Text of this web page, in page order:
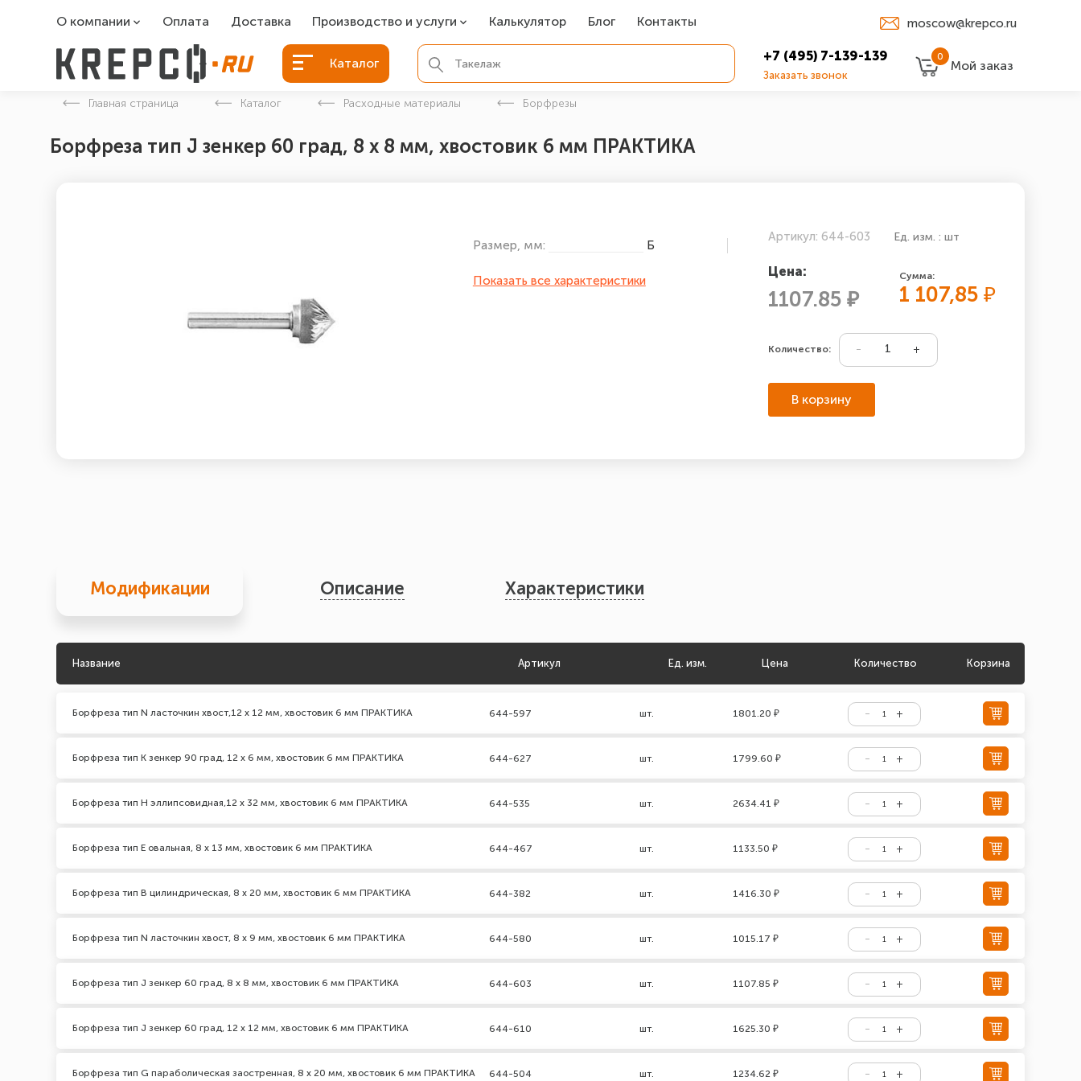
О компании
О компании
Оплата Доставка Производство и услуги
Болты БСР
Болты для фундамента
Закладные детали
Калькулятор Блог Контакты moscow@krepco.ru
Каталог +7 (495) 7-139-139
Заказать звонок
0
Мой заказ
Главная страница Каталог Расходные материалы Борфрезы
Борфреза тип J зенкер 60 град, 8 х 8 мм, хвостовик 6 мм ПРАКТИКА
Размер, мм: Б
Показать все характеристики
Артикул: 644-603 Ед. изм. : шт
Цена:
1107.85 ₽
Сумма:
1 107,85₽
Количество:
В корзину
Модификации Описание Характеристики
Название Артикул Ед. изм. Цена Количество Корзина
Борфреза тип N ласточкин хвост,12 х 12 мм, хвостовик 6 мм ПРАКТИКА 644-597 шт. 1801.20 ₽
Борфреза тип K зенкер 90 град, 12 х 6 мм, хвостовик 6 мм ПРАКТИКА 644-627 шт. 1799.60 ₽
Борфреза тип H эллипсовидная,12 х 32 мм, хвостовик 6 мм ПРАКТИКА 644-535 шт. 2634.41 ₽
Борфреза тип E овальная, 8 х 13 мм, хвостовик 6 мм ПРАКТИКА 644-467 шт. 1133.50 ₽
Борфреза тип B цилиндрическая, 8 х 20 мм, хвостовик 6 мм ПРАКТИКА 644-382 шт. 1416.30 ₽
Борфреза тип N ласточкин хвост, 8 х 9 мм, хвостовик 6 мм ПРАКТИКА 644-580 шт. 1015.17 ₽
Борфреза тип J зенкер 60 град, 8 х 8 мм, хвостовик 6 мм ПРАКТИКА 644-603 шт. 1107.85 ₽
Борфреза тип J зенкер 60 град, 12 х 12 мм, хвостовик 6 мм ПРАКТИКА 644-610 шт. 1625.30 ₽
Борфреза тип G параболическая заостренная, 8 х 20 мм, хвостовик 6 мм ПРАКТИКА 644-504 шт. 1234.62 ₽